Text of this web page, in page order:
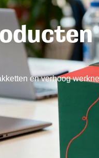
en verhoog